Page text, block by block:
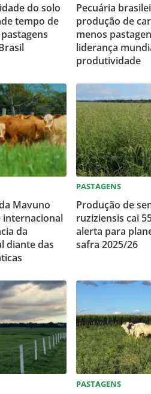
do solo
tempo de
Pecuária
produção de
menos
liderança
produtividade
Mavuno
internacional
da
diante das
PASTAGENS
Produção de
ruziziensis cai
alerta para
safra 2025/26
PASTAGENS